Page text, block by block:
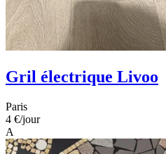
Gril électrique Livoo
Paris
4 €/jour
A